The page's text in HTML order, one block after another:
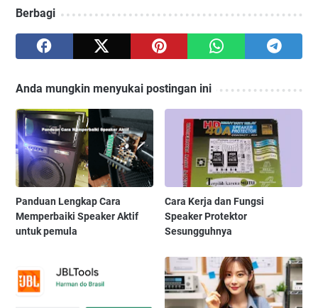
Berbagi
Anda mungkin menyukai postingan ini
Panduan Lengkap Cara
Memperbaiki Speaker Aktif
untuk pemula
Cara Kerja dan Fungsi
Speaker Protektor
Sesungguhnya